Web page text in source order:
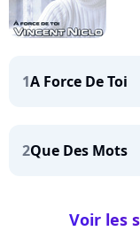
1A Force De Toi
2Que Des Mots
Voir les